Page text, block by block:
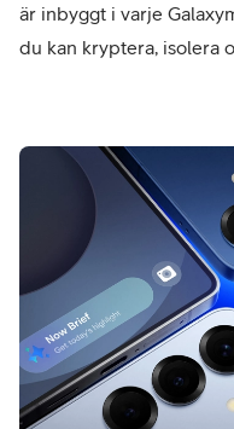
är inbyggt i varje
du kan kryptera, isolera